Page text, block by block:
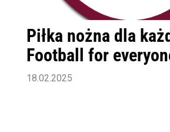
Piłka nożna dla
Football for
18.02.2025